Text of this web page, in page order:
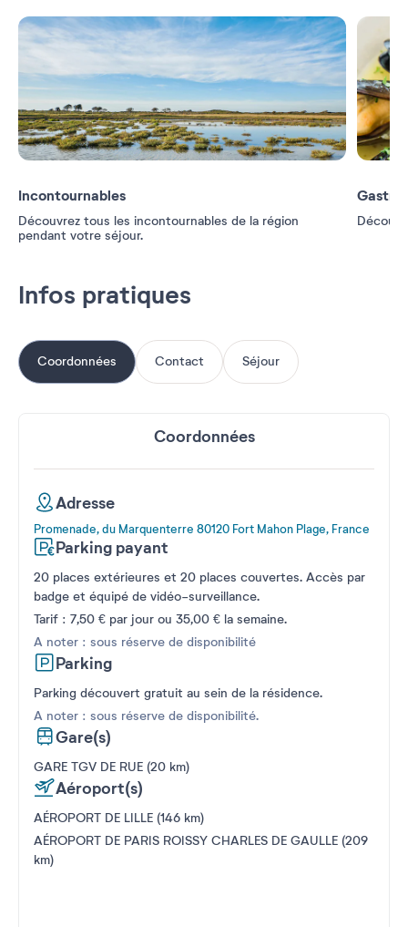
Incontournables
Découvrez tous les incontournables de la région
pendant votre séjour.
Infos pratiques
Coordonnées Contact Séjour
Coordonnées
Adresse
Promenade, du Marquenterre 80120 Fort Mahon Plage, France
Parking payant
20 places extérieures et 20 places couvertes. Accès par
badge et équipé de vidéo-surveillance.
Tarif : 7,50 € par jour ou 35,00 € la semaine.
A noter : sous réserve de disponibilité
Parking
Parking découvert gratuit au sein de la résidence.
A noter : sous réserve de disponibilité.
Gare(s)
GARE TGV DE RUE (20 km)
Aéroport(s)
AÉROPORT DE LILLE (146 km)
AÉROPORT DE PARIS ROISSY CHARLES DE GAULLE (209
km)